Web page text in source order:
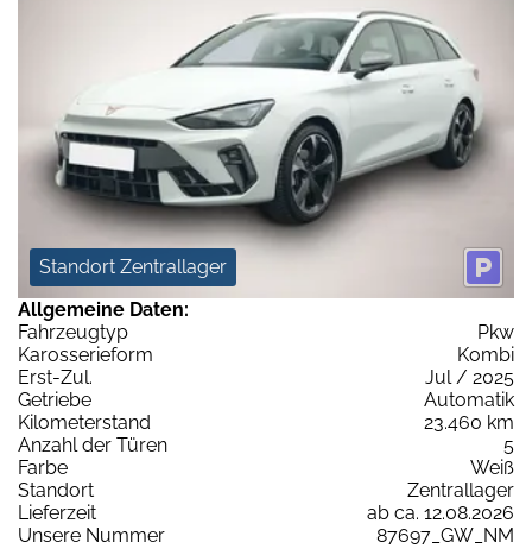
Standort Zentrallager
Allgemeine Daten:
Fahrzeugtyp
Pkw
Karosserieform
Kombi
Erst-Zul.
Jul / 2025
Getriebe
Automatik
Kilometerstand
23.460 km
Anzahl der Türen
5
Farbe
Weiß
Standort
Zentrallager
Lieferzeit
ab ca. 12.08.2026
Unsere Nummer
87697_GW_NM